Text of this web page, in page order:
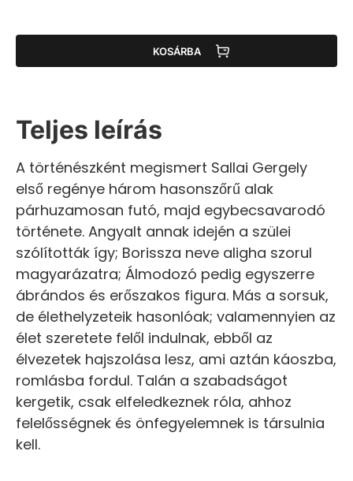
KOSÁRBA
Teljes leírás
A történészként megismert Sallai Gergely
első regénye három hasonszőrű alak
párhuzamosan futó, majd egybecsavarodó
története. Angyalt annak idején a szülei
szólították így; Borissza neve aligha szorul
magyarázatra; Álmodozó pedig egyszerre
ábrándos és erőszakos figura. Más a sorsuk,
de élethelyzeteik hasonlóak; valamennyien az
élet szeretete felől indulnak, ebből az
élvezetek hajszolása lesz, ami aztán káoszba,
romlásba fordul. Talán a szabadságot
kergetik, csak elfeledkeznek róla, ahhoz
felelősségnek és önfegyelemnek is társulnia
kell.